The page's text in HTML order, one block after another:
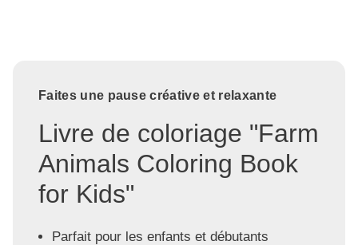
Faites une pause créative et relaxante
Livre de coloriage "Farm
Animals Coloring Book
for Kids"
Parfait pour les enfants et débutants